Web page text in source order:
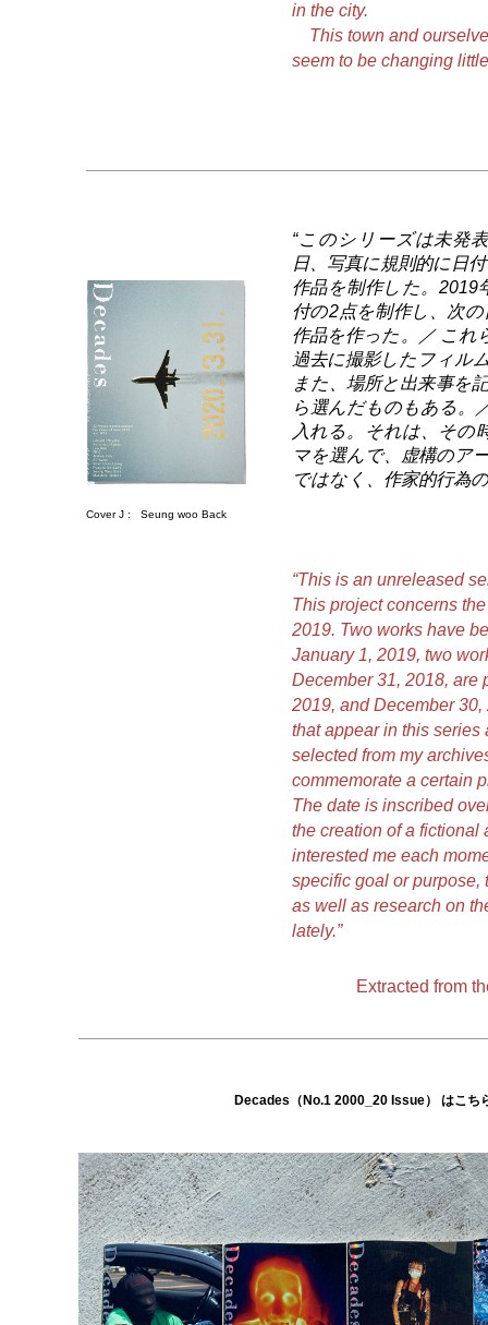
in the city.
This town and
seem to be changing
Cover J : Seung woo Back
“このシリーズは未発
日、写真に規則的に日
作品を制作した。2019
付の2点を制作し、次
作品を作った。／ これ
過去に撮影したフィル
また、場所と出来事を
ら選んだものもある。
入れる。それは、その
マを選んで、虚構のア
ではなく、作家的行為
“This is an unreleased
This project concerns
2019. Two works have
January 1, 2019, two
December 31, 2018, are
2019, and December
that appear in this series
selected from my
commemorate a certain
The date is inscribed
the creation of a fictional
interested me each
specific goal or purpose,
as well as research on
lately.”
Extracted from
Decades（No.1 2000_20 Issue） はこち